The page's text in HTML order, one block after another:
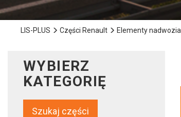
LIS-PLUS Części Renault Elementy nadwozia
WYBIERZ
KATEGORIĘ
Szukaj części